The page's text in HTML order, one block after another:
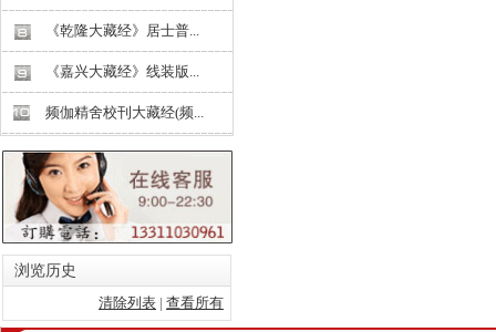
《乾隆大藏经》居士普...
《嘉兴大藏经》线装版...
频伽精舍校刊大藏经(频...
浏览历史
清除列表 | 查看所有